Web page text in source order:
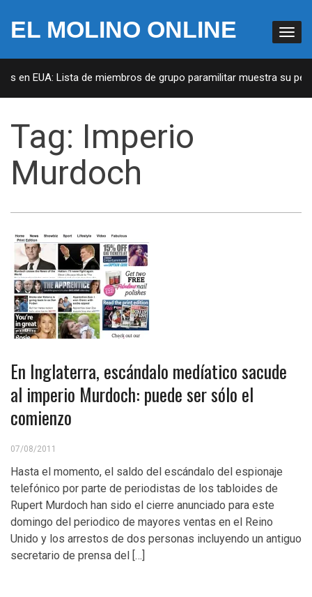
EL MOLINO ONLINE
en EUA: Lista de miembros de grupo paramilitar muestra su
Tag: Imperio
Murdoch
En Inglaterra, escándalo medíatico sacude
al imperio Murdoch: puede ser sólo el
comienzo
07/08/2011
Hasta el momento, el saldo del escándalo del espionaje
telefónico por parte de periodistas de los tabloides de
Rupert Murdoch han sido el cierre anunciado para este
domingo del periodico de mayores ventas en el Reino
Unido y los arrestos de dos personas incluyendo un antiguo
secretario de prensa del […]